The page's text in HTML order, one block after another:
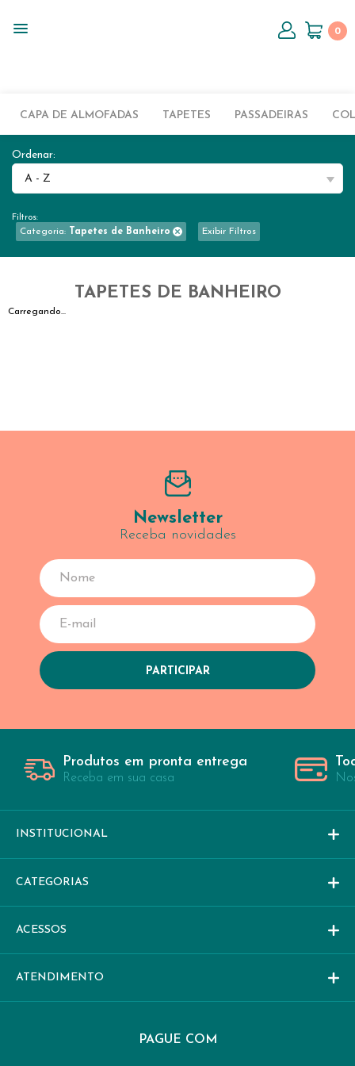
0
CAPA DE ALMOFADAS TAPETES PASSADEIRAS
Ordenar:
A - Z
Filtros:
Categoria: Tapetes de Banheiro Exibir Filtros
TAPETES DE BANHEIRO
Carregando...
Newsletter
Receba novidades
Produtos em pronta entrega
Receba em sua casa
INSTITUCIONAL
CATEGORIAS
ACESSOS
ATENDIMENTO
PAGUE COM